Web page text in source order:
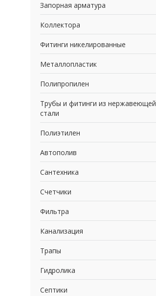
Запорная арматура
Коллектора
Фитинги никелированные
Металлопластик
Полипропилен
Трубы и фитинги из нержавеющей
стали
Полиэтилен
Автополив
Сантехника
Счетчики
Фильтра
Канализация
Трапы
Гидролика
Септики